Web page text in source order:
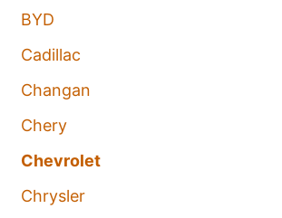
BYD
Cadillac
Changan
Chery
Chevrolet
Chrysler